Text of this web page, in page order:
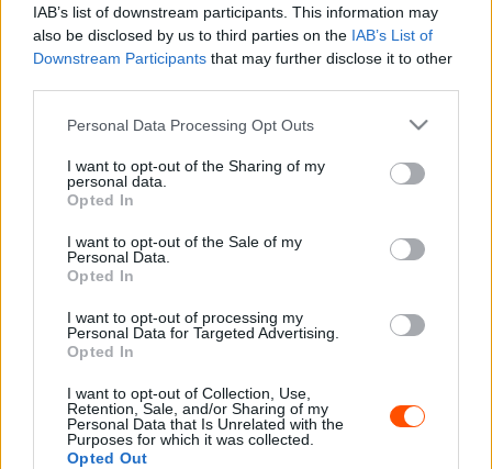
IAB’s list of downstream participants. This information may
also be disclosed by us to third parties on the IAB’s List of
Downstream Participants that may further disclose it to other
Please note that this website/app uses one or more Google
not limited to your visit or usage behaviour. You may click to
grant or deny consent to Google and its third-party tags to
use your data for below specified purposes in below Google
consent section.
Personal Data Processing Opt Outs
I want to opt-out of the Sharing of my
personal data.
Opted In
I want to opt-out of the Sale of my
Personal Data.
Opted In
I want to opt-out of processing my
Personal Data for Targeted Advertising.
Opted In
I want to opt-out of Collection, Use,
Retention, Sale, and/or Sharing of my
Personal Data that Is Unrelated with the
Purposes for which it was collected.
Opted Out
zárt az élen, ezzel tovább javítva rekordját.
Al-Attiyah abszolút értékelésben ugyan csupánmásodik
lett, azonban ugyancsak rekordnak számító 20. MERC-